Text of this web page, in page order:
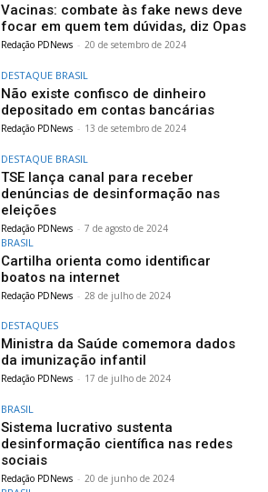
Vacinas: combate às fake news deve
focar em quem tem dúvidas, diz Opas
Redação PDNews - 20 de setembro de 2024
DESTAQUE BRASIL
Não existe confisco de dinheiro
depositado em contas bancárias
Redação PDNews - 13 de setembro de 2024
DESTAQUE BRASIL
TSE lança canal para receber
denúncias de desinformação nas
eleições
Redação PDNews - 7 de agosto de 2024
BRASIL
Cartilha orienta como identificar
boatos na internet
Redação PDNews - 28 de julho de 2024
DESTAQUES
Ministra da Saúde comemora dados
da imunização infantil
Redação PDNews - 17 de julho de 2024
BRASIL
Sistema lucrativo sustenta
desinformação científica nas redes
sociais
Redação PDNews - 20 de junho de 2024